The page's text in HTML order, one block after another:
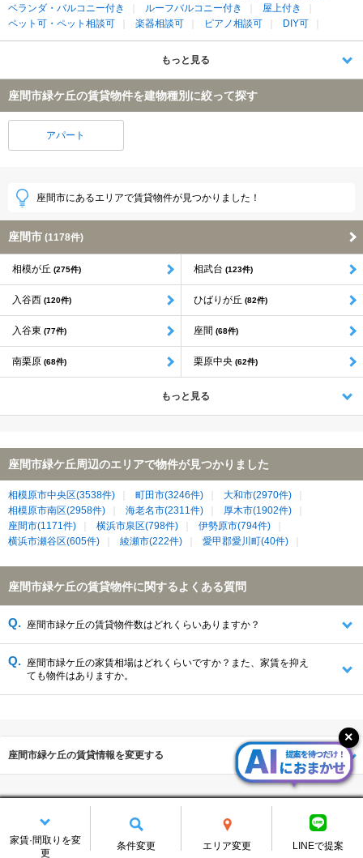
家賃·間取りを変
更
条件変更 エリア変更 LINEで提案
ベランダ・バルコニー付き
ルーフバルコニー付き
屋上付き
ペット可・ペット相談可
楽器相談可 ピアノ相談可 DIY可
もっと見る
座間市緑ケ丘の賃貸物件を建物種別に絞って探す
アパート
座間市にあるエリアで賃貸物件が見つかりました！
座間市 (1178件)
相模が丘 (275件) 相武台 (123件)
入谷西 (120件) ひばりが丘 (82件)
入谷東 (77件) 座間 (68件)
南栗原 (68件) 栗原中央 (62件)
もっと見る
座間市緑ケ丘周辺のエリアで物件が見つかりました
相模原市中央区(3538件) 町田市(3246件)
大和市(2970件)
相模原市南区(2958件)
海老名市(2311件)
厚木市(1902件)
座間市(1171件)
横浜市泉区(798件)
伊勢原市(794件)
横浜市瀬谷区(605件)
綾瀬市(222件) 愛甲郡愛川町(40件)
座間市緑ケ丘の賃貸物件に関するよくある質問
座間市緑ケ丘の賃貸物件数はどれくらいありますか？
座間市緑ケ丘の家賃相場はどれくらいですか？また、家賃を抑え
ても物件はありますか。
座間市緑ケ丘の賃貸情報を変更する